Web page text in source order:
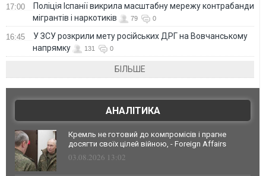
17:00
Поліція Іспанії викрила масштабну мережу контрабанди
мігрантів і наркотиків
79 0
16:45
У ЗСУ розкрили мету російських ДРГ на Вовчанському
напрямку
131 0
БІЛЬШЕ
АНАЛІТИКА
Кремль не готовий до компромісів і прагне
досягти своїх цілей війною, - Foreign Affairs
03.08.2026 13:02